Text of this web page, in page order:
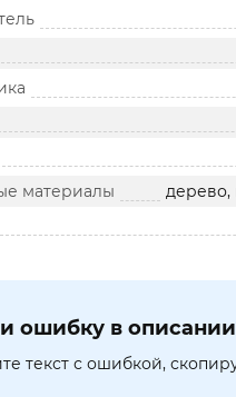
материалы
дерево,
ошибку в
текст с ошибкой,